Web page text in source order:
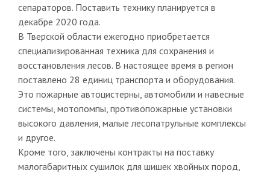
сепараторов. Поставить технику планируется в
декабре 2020 года.
В Тверской области ежегодно приобретается
специализированная техника для сохранения и
восстановления лесов. В настоящее время в регион
поставлено 28 единиц транспорта и оборудования.
Это пожарные автоцистерны, автомобили и навесные
системы, мотопомпы, противопожарные установки
высокого давления, малые лесопатрульные комплексы
и другое.
Кроме того, заключены контракты на поставку
малогабаритных сушилок для шишек хвойных пород,